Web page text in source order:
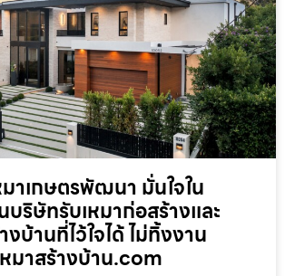
าเกษตรพัฒนา มั่นใจใน
ริษัทรับเหมาก่อสร้างและ
บ้านที่ไว้ใจได้ ไม่ทิ้งงาน
มาสร้างบ้าน.com